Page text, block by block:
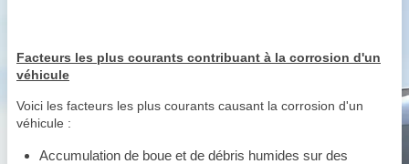
Facteurs les plus courants contribuant à la corrosion d'un
véhicule
Voici les facteurs les plus courants causant la corrosion d'un
véhicule :
Accumulation de boue et de débris humides sur des